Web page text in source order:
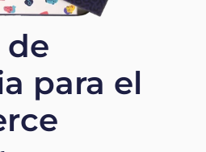
de
para el